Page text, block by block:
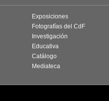
Exposiciones
Fotografías del CdF
Investigación
Educativa
Catálogo
Mediateca